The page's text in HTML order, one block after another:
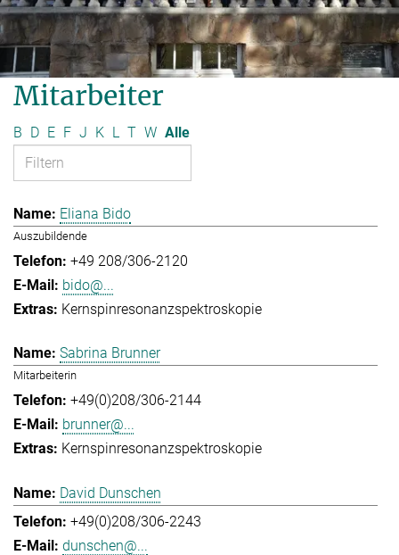
Mitarbeiter
B D E F J K L T W Alle
Eliana Bido
Auszubildende
+49 208/306-2120
bido@...
Kernspinresonanzspektroskopie
Sabrina Brunner
Mitarbeiterin
+49(0)208/306-2144
brunner@...
Kernspinresonanzspektroskopie
David Dunschen
+49(0)208/306-2243
dunschen@...